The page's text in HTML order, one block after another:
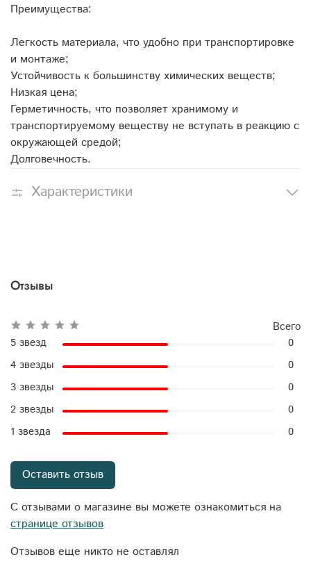
Преимущества:
Легкость материала, что удобно при транспортировке
и монтаже;
Устойчивость к большинству химических веществ;
Низкая цена;
Герметичность, что позволяет хранимому и
транспортируемому веществу не вступать в реакцию с
окружающей средой;
Долговечность.
Характеристики
Отзывы
Отзывов еще никто не оставлял
Всего
5 звезд
0
4 звезды
0
3 звезды
0
2 звезды
0
1 звезда
0
Оставить отзыв
С отзывами о магазине вы можете ознакомиться на
странице отзывов